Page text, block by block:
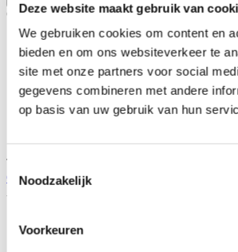
Deze website maakt gebruik van
We gebruiken cookies om content en
bieden en om ons websiteverkeer te
site met onze partners voor social
gegevens combineren met andere
op basis van uw gebruik van hun
Toestemmingsselectie
Noodzakelijk
Voorkeuren
Gerelateerde producten
TIP
QSP Gordelplaat (universeel)
Artikelcode: QR50-F